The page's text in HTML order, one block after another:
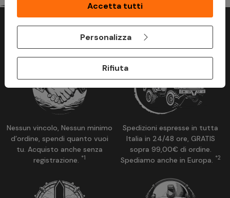
Perchè acquistare su ModaMilitare?
Nessun vincolo, Nessun minimo
d’ordine, spendi quanto vuoi
tu. Acquisto anche senza
registrazione. *1
Spedizioni espresse in tutta
Italia in 24/48 ore, GRATIS
sopra 99,00€ di ordine.
Spediamo anche in Europa. *2
Accetta tutti
Personalizza
Rifiuta